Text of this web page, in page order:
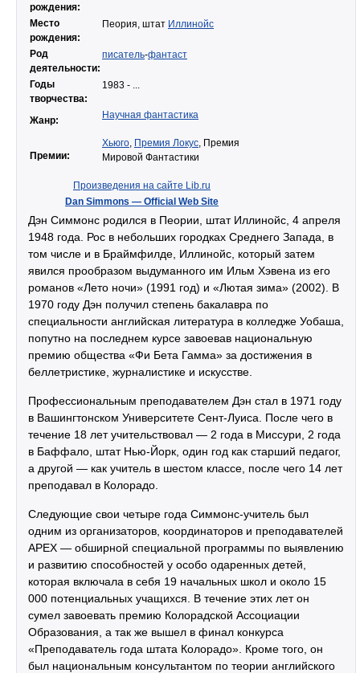
рождения:
Место
рождения:
Пеория, штат Иллинойс
Род
деятельности:
писатель-фантаст
Годы
творчества:
1983 - ...
Жанр: Научная фантастика
Премии:
Хьюго, Премия Локус, Премия
Мировой Фантастики
Произведения на сайте Lib.ru
Dan Simmons — Official Web Site
Дэн Симмонс родился в Пеории, штат Иллинойс, 4 апреля
1948 года. Рос в небольших городках Среднего Запада, в
том числе и в Браймфилде, Иллинойс, который затем
явился прообразом выдуманного им Ильм Хэвена из его
романов «Лето ночи» (1991 год) и «Лютая зима» (2002). В
1970 году Дэн получил степень бакалавра по
специальности английская литература в колледже Уобаша,
попутно на последнем курсе завоевав национальную
премию общества «Фи Бета Гамма» за достижения в
беллетристике, журналистике и искусстве.
Профессиональным преподавателем Дэн стал в 1971 году
в Вашингтонском Университете Сент-Луиса. После чего в
течение 18 лет учительствовал — 2 года в Миссури, 2 года
в Баффало, штат Нью-Йорк, один год как старший педагог,
а другой — как учитель в шестом классе, после чего 14 лет
преподавал в Колорадо.
Следующие свои четыре года Симмонс-учитель был
одним из организаторов, координаторов и преподавателей
APEX — обширной специальной программы по выявлению
и развитию способностей у особо одаренных детей,
которая включала в себя 19 начальных школ и около 15
000 потенциальных учащихся. В течение этих лет он
сумел завоевать премию Колорадской Ассоциации
Образования, а так же вышел в финал конкурса
«Преподаватель года штата Колорадо». Кроме того, он
был национальным консультантом по теории английского